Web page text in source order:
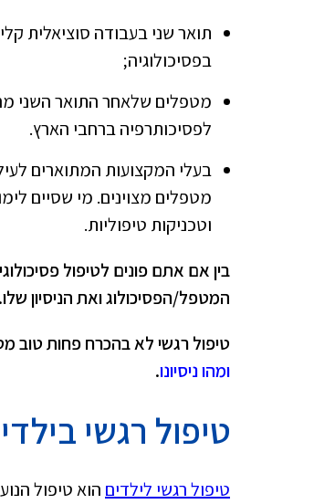
תואר שני בעבודה סוציאלית
בפסיכולוגיה;
מטפלים שלאחר התואר השני
לפסיכותרפיה ברחבי הארץ.
בעלי המקצועות המתוארים
מטפלים מצוינים. מי שסיים
וטכניקות טיפוליות.
בין אם אתם פונים לטיפול
המטפל/הפסיכולוג ואת הניסיון שלו.
טיפול רגשי לא בהכרח פחות טוב
ומהו ניסיונו.
טיפול רגשי
טיפול רגשי לילדים הוא טיפול